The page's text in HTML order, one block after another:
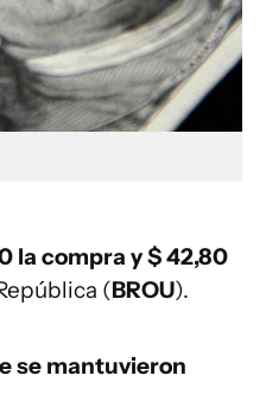
la compra y $ 42,80
(BROU).
se mantuvieron